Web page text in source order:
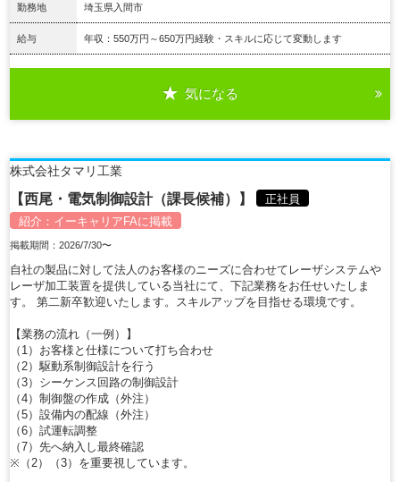
勤務地 埼玉県入間市
給与 年収：550万円～650万円経験・スキルに応じて変動します
気になる
株式会社タマリ工業
【西尾・電気制御設計（課長候補）】
正社員
紹介： イーキャリアFAに掲載
掲載期間：2026/7/30〜
自社の製品に対して法人のお客様のニーズに合わせてレーザシステムや
レーザ加工装置を提供している当社にて、下記業務をお任せいたしま
す。 第二新卒歓迎いたします。スキルアップを目指せる環境です。
【業務の流れ（一例）】
（1）お客様と仕様について打ち合わせ
（2）駆動系制御設計を行う
（3）シーケンス回路の制御設計
（4）制御盤の作成（外注）
（5）設備内の配線（外注）
（6）試運転調整
（7）先へ納入し最終確認
※（2）（3）を重要視しています。